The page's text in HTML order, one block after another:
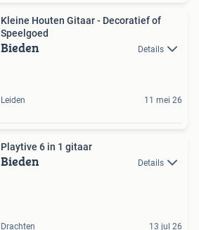
Kleine Houten Gitaar - Decoratief of
Speelgoed
Bieden Details
Leiden 11 mei 26
Playtive 6 in 1 gitaar
Bieden Details
Drachten 13 jul 26